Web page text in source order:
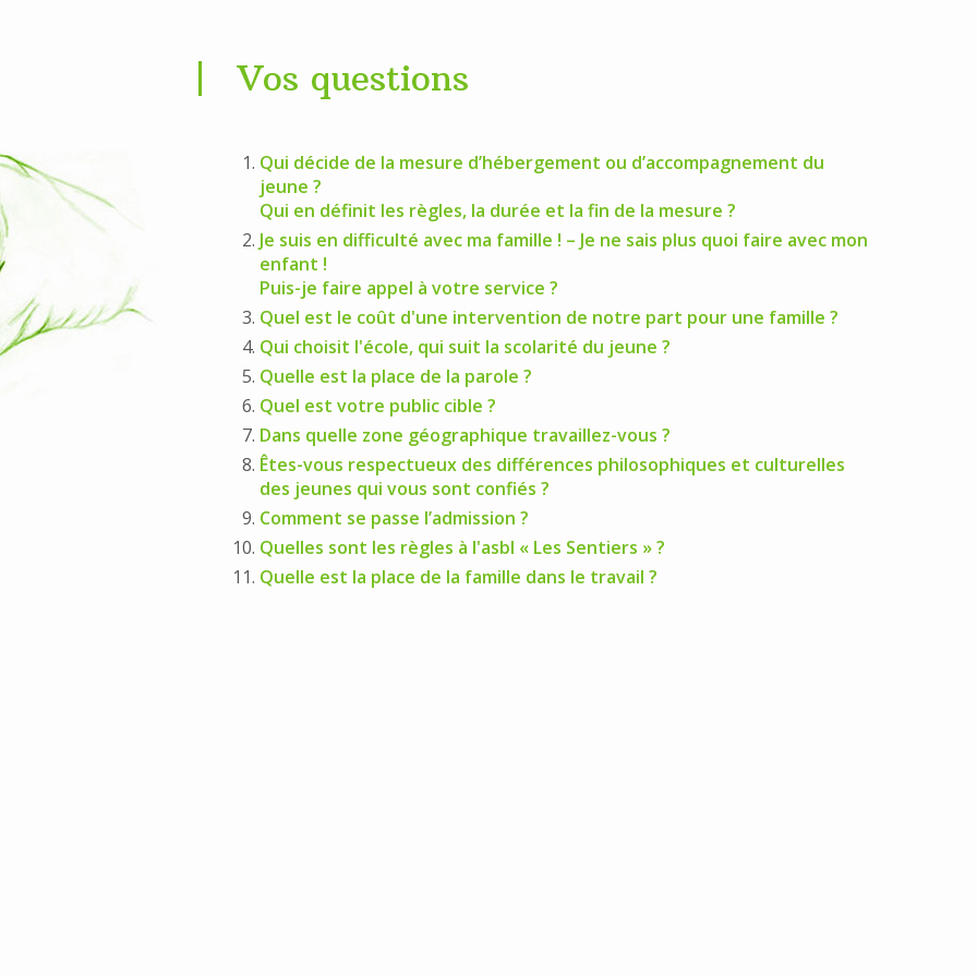
Vos questions
Qui décide de la mesure d’hébergement ou d’accompagnement du
jeune ?
Qui en définit les règles, la durée et la fin de la mesure ?
Je suis en difficulté avec ma famille ! – Je ne sais plus quoi faire avec mon
enfant !
Puis-je faire appel à votre service ?
Quel est le coût d'une intervention de notre part pour une famille ?
Qui choisit l'école, qui suit la scolarité du jeune ?
Quelle est la place de la parole ?
Quel est votre public cible ?
Dans quelle zone géographique travaillez-vous ?
Êtes-vous respectueux des différences philosophiques et culturelles
des jeunes qui vous sont confiés ?
Comment se passe l’admission ?
Quelles sont les règles à l'asbl « Les Sentiers » ?
Quelle est la place de la famille dans le travail ?